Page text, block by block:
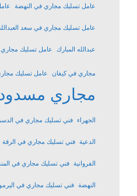
عامل تسليك مجاري في النهضة
عامل تسليك مجاري في سعد
عبدالله المبارك عامل تسليك
مجاري في كيفان عامل تسليك
مجاري
الجهراء فني تسليك مجاري في
الدعية فني تسليك مجاري في الرقة
الفروانية فني تسليك مجاري في
النهضة فني تسليك مجاري في